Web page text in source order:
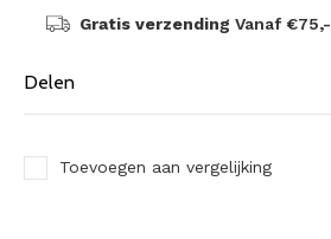
Gratis verzending Vanaf €75,-
Delen
Toevoegen aan vergelijking